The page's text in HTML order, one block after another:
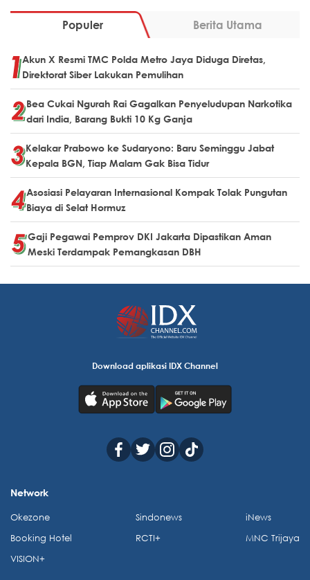
Populer Berita Utama
Akun X Resmi TMC Polda Metro Jaya Diduga Diretas,
Direktorat Siber Lakukan Pemulihan
Bea Cukai Ngurah Rai Gagalkan Penyeludupan Narkotika
dari India, Barang Bukti 10 Kg Ganja
Kelakar Prabowo ke Sudaryono: Baru Seminggu Jabat
Kepala BGN, Tiap Malam Gak Bisa Tidur
Asosiasi Pelayaran Internasional Kompak Tolak Pungutan
Biaya di Selat Hormuz
Gaji Pegawai Pemprov DKI Jakarta Dipastikan Aman
Meski Terdampak Pemangkasan DBH
Download aplikasi IDX Channel
Network
Okezone
Booking Hotel
VISION+
Sindonews
RCTI+
iNews
MNC Trijaya